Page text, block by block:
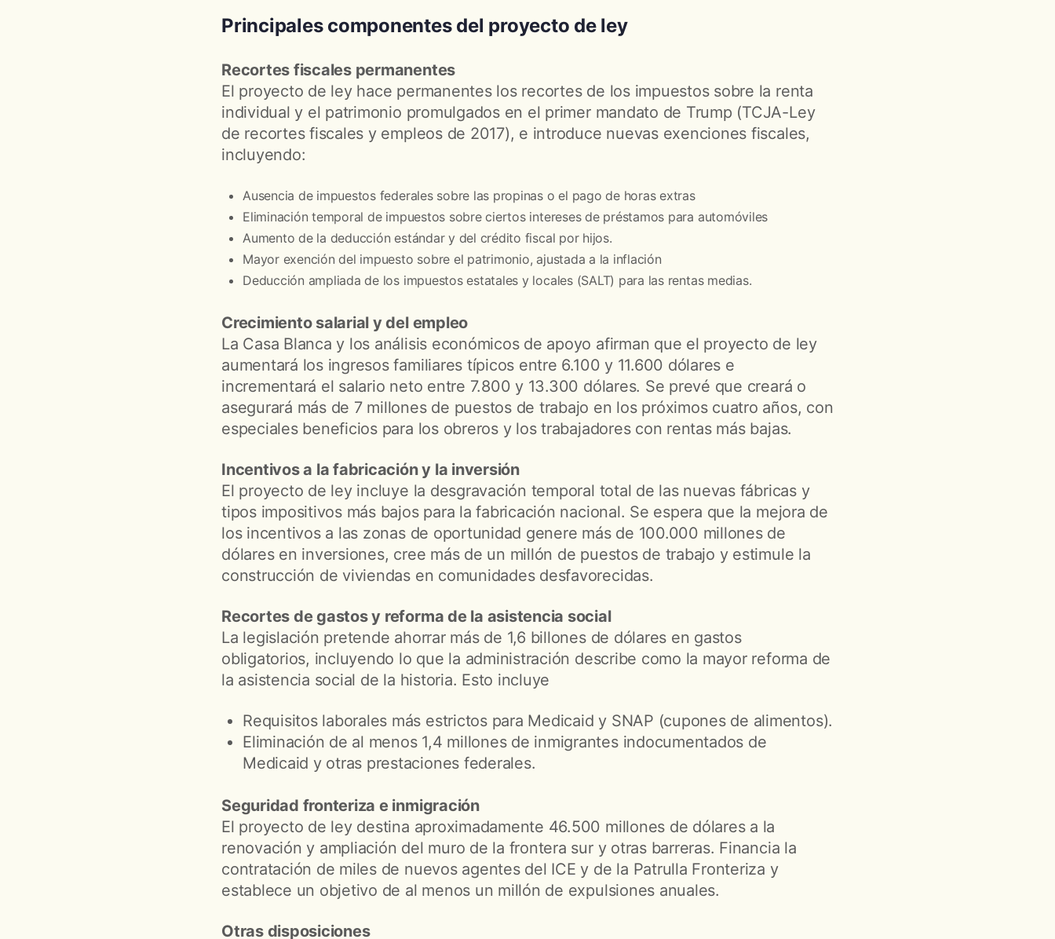
Principales componentes del proyecto de ley
Recortes fiscales permanentes
El proyecto de ley hace permanentes los recortes de los impuestos sobre la renta
individual y el patrimonio promulgados en el primer mandato de Trump (TCJA-Ley
de recortes fiscales y empleos de 2017), e introduce nuevas exenciones fiscales,
incluyendo:
Ausencia de impuestos federales sobre las propinas o el pago de horas extras
Eliminación temporal de impuestos sobre ciertos intereses de préstamos para automóviles
Aumento de la deducción estándar y del crédito fiscal por hijos.
Mayor exención del impuesto sobre el patrimonio, ajustada a la inflación
Deducción ampliada de los impuestos estatales y locales (SALT) para las rentas medias.
Crecimiento salarial y del empleo
La Casa Blanca y los análisis económicos de apoyo afirman que el proyecto de ley
aumentará los ingresos familiares típicos entre 6.100 y 11.600 dólares e
incrementará el salario neto entre 7.800 y 13.300 dólares. Se prevé que creará o
asegurará más de 7 millones de puestos de trabajo en los próximos cuatro años, con
especiales beneficios para los obreros y los trabajadores con rentas más bajas.
Incentivos a la fabricación y la inversión
El proyecto de ley incluye la desgravación temporal total de las nuevas fábricas y
tipos impositivos más bajos para la fabricación nacional. Se espera que la mejora de
los incentivos a las zonas de oportunidad genere más de 100.000 millones de
dólares en inversiones, cree más de un millón de puestos de trabajo y estimule la
construcción de viviendas en comunidades desfavorecidas.
Recortes de gastos y reforma de la asistencia social
La legislación pretende ahorrar más de 1,6 billones de dólares en gastos
obligatorios, incluyendo lo que la administración describe como la mayor reforma de
la asistencia social de la historia. Esto incluye
Requisitos laborales más estrictos para Medicaid y SNAP (cupones de alimentos).
Eliminación de al menos 1,4 millones de inmigrantes indocumentados de
Medicaid y otras prestaciones federales.
Seguridad fronteriza e inmigración
El proyecto de ley destina aproximadamente 46.500 millones de dólares a la
renovación y ampliación del muro de la frontera sur y otras barreras. Financia la
contratación de miles de nuevos agentes del ICE y de la Patrulla Fronteriza y
establece un objetivo de al menos un millón de expulsiones anuales.
Otras disposiciones